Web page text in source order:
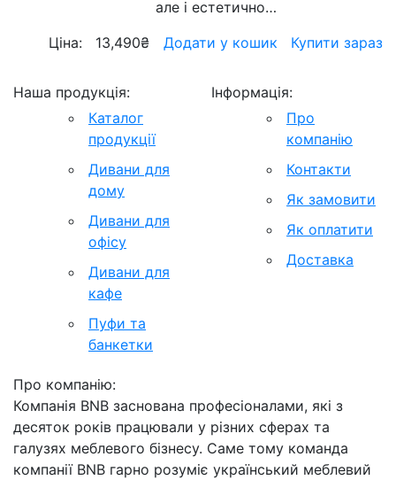
але і естетично…
Ціна:
13,490₴ Додати у кошик Купити зараз
Наша продукція:
Каталог
продукції
Дивани для
дому
Дивани для
офісу
Дивани для
кафе
Пуфи та
банкетки
Інформація:
Про
компанію
Контакти
Як замовити
Як оплатити
Доставка
Про компанію:
Компанія BNB заснована професіоналами, які з
десяток років працювали у різних сферах та
галузях меблевого бізнесу. Саме тому команда
компанії BNB гарно розуміє український меблевий